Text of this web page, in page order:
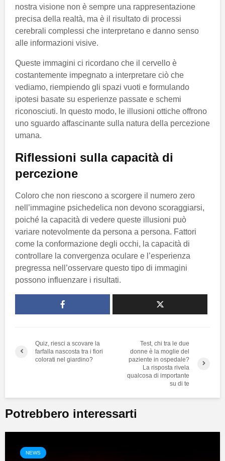
nostra visione non è sempre una rappresentazione
precisa della realtà, ma è il risultato di processi
cerebrali complessi che interpretano e danno senso
alle informazioni visive.
Queste immagini ci ricordano che il cervello è
costantemente impegnato a interpretare ciò che
vediamo, riempiendo gli spazi vuoti e formulando
ipotesi basate su esperienze passate e schemi
riconosciuti. In questo modo, le illusioni ottiche offrono
uno sguardo affascinante sulla natura della percezione
umana.
Riflessioni sulla capacità di
percezione
Coloro che non riescono a scorgere il numero zero
nell’immagine psichedelica non devono scoraggiarsi,
poiché la capacità di vedere queste illusioni può
variare notevolmente da persona a persona. Fattori
come la conformazione degli occhi, la capacità di
controllare la convergenza oculare e l’esperienza
pregressa nell’osservare questo tipo di immagini
possono influenzare i risultati.
Quiz, riesci a scovare la
farfalla nascosta tra i fiori
colorati nel giardino?
Test, chi tra le due
donne è la moglie del
paziente in ospedale?
La risposta rivela
qualcosa di importante
su di te
Potrebbero interessarti
NEWS